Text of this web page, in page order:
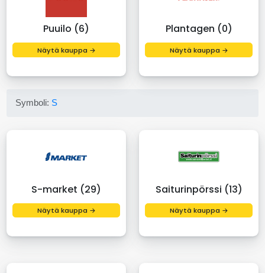
Puuilo (6)
Näytä kauppa →
Plantagen (0)
Näytä kauppa →
Symboli: S
S-market (29)
Näytä kauppa →
Saiturinpörssi (13)
Näytä kauppa →